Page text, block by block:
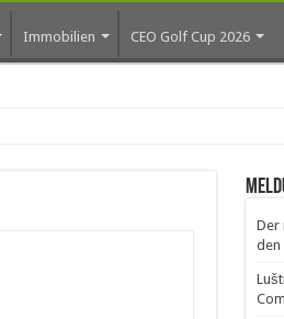
Immobilien CEO Golf Cup 2026
Der
den